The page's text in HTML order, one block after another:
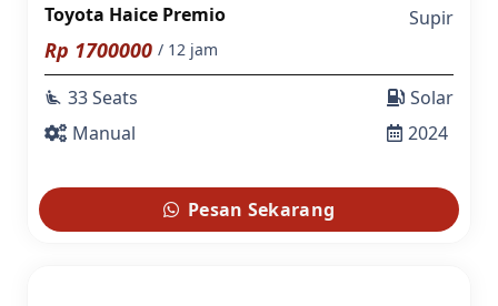
Toyota Haice Premio Supir
Rp 1700000 / 12 jam
airline_seat_recline_extra 33 Seats
Manual
Solar
2024
Pesan Sekarang